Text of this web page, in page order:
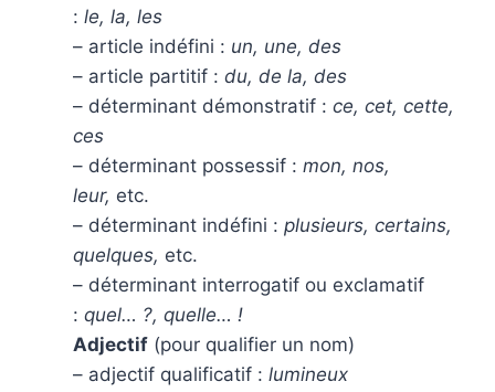
: le, la, les
– article indéfini : un, une, des
– article partitif : du, de la, des
– déterminant démonstratif : ce, cet, cette,
ces
– déterminant possessif : mon, nos,
leur, etc.
– déterminant indéfini : plusieurs, certains,
quelques, etc.
– déterminant interrogatif ou exclamatif
: quel… ?, quelle… !
Adjectif(pour qualifier un nom)
– adjectif qualificatif : lumineux